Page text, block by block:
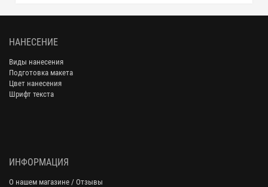
НАНЕСЕНИЕ
Виды нанесения
Подготовка макета
Цвет нанесения
Шрифт текста
ИНФОРМАЦИЯ
О нашем магазине / Отзывы